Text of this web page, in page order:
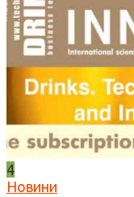
4
Новини